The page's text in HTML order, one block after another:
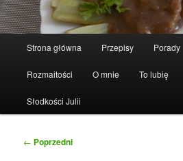
Strona główna Przepisy Porady
Rozmaitości O mnie To lubię
Słodkości Julii
Nawigacja
← Poprzedni